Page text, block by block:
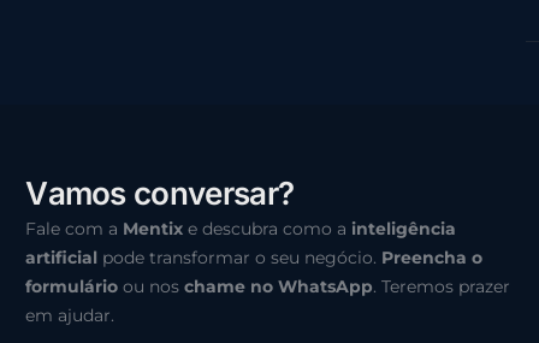
Vamos conversar?
Fale com a Mentix e descubra como a inteligência
artificial pode transformar o seu negócio. Preencha o
formulário ou noschame no WhatsApp. Teremos prazer
em ajudar.